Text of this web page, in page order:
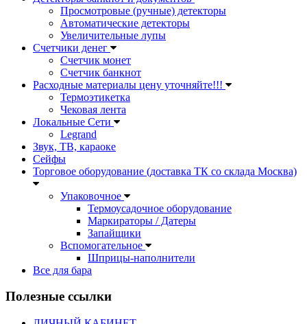
Просмотровые (ручные) детекторы
Автоматические детекторы
Увеличительные лупы
Счетчики денег
Счетчик монет
Счетчик банкнот
Расходные материалы цену уточняйте!!!
Термоэтикетка
Чековая лента
Локальные Сети
Legrand
Звук, ТВ, караоке
Сейфы
Торговое оборудование (доставка ТК со склада Москва)
Упаковочное
Термоусадочное оборудование
Маркираторы / Датеры
Запайщики
Вспомогательное
Шприцы-наполнители
Все для бара
Полезные ссылки